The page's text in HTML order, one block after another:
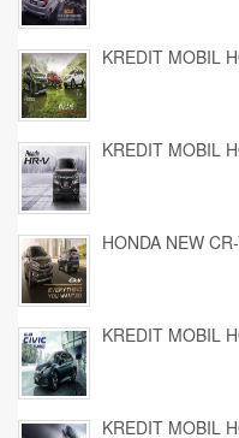
KREDIT MOBIL
KREDIT MOBIL
HONDA NEW
KREDIT MOBIL
KREDIT MOBIL